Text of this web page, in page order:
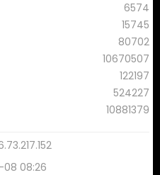
6574
15745
80702
10670507
122197
524227
10881379
08:26